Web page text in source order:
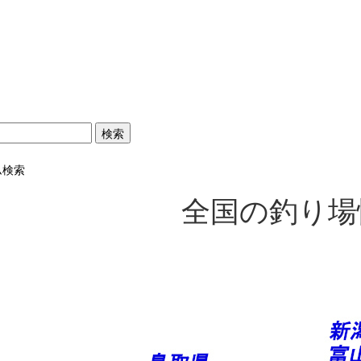
索
全国の釣り